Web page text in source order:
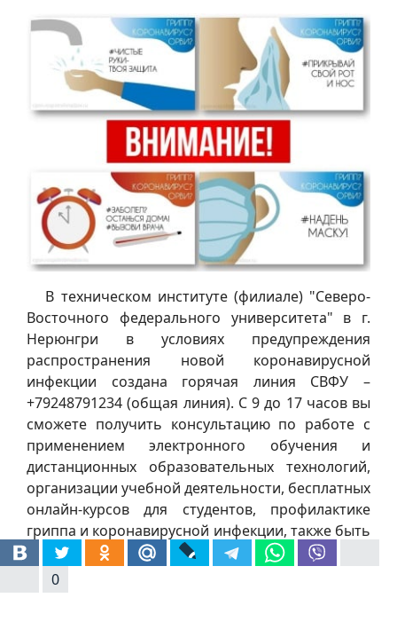
В техническом институте (филиале) "Северо-
Восточного федерального университета" в г.
Нерюнгри в условиях предупреждения
распространения новой коронавирусной
инфекции создана горячая линия СВФУ –
+79248791234 (общая линия). С 9 до 17 часов вы
сможете получить консультацию по работе с
применением электронного обучения и
дистанционных образовательных технологий,
организации учебной деятельности, бесплатных
онлайн-курсов для студентов, профилактике
гриппа и коронавирусной инфекции, также быть
в курсе актуальной информации о деятельности
ТИ (ф) СВФУ в условиях предупреждения новой
инфекции.
0